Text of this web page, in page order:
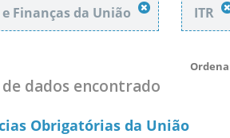
Finanças da União ITR
dados encontrado
Obrigatórias da União